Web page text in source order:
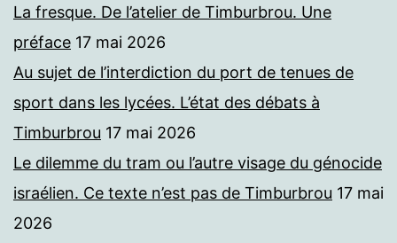
La fresque. De l’atelier de Timburbrou. Une
préface 17 mai 2026
Au sujet de l’interdiction du port de tenues de
sport dans les lycées. L’état des débats à
Timburbrou 17 mai 2026
Le dilemme du tram ou l’autre visage du génocide
israélien. Ce texte n’est pas de Timburbrou 17 mai
2026